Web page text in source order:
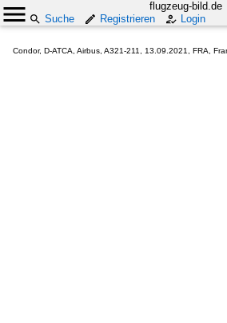
flugzeug-bild.de
Suche
Registrieren Login
Condor, D-ATCA, Airbus, A321-211, 13.09.2021, FRA,